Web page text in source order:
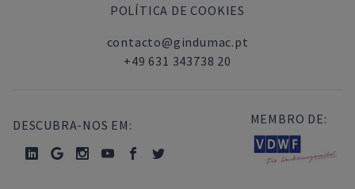
POLÍTICA DE COOKIES
contacto@gindumac.pt
+49 631 343738 20
DESCUBRA-NOS EM: MEMBRO DE: